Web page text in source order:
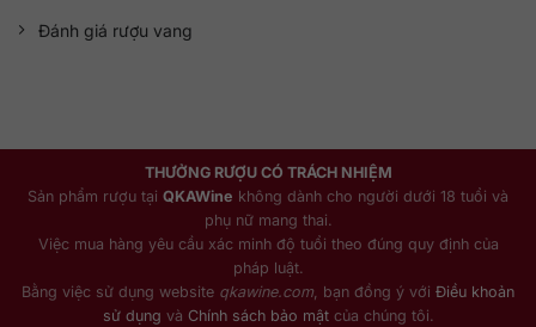
Đánh giá rượu vang
THƯỞNG RƯỢU CÓ TRÁCH NHIỆM
Sản phẩm rượu tại QKAWine không dành cho người dưới 18 tuổi và
phụ nữ mang thai.
Việc mua hàng yêu cầu xác minh độ tuổi theo đúng quy định của
pháp luật.
Bằng việc sử dụng website qkawine.com , bạn đồng ý với Điều khoản
sử dụng và Chính sách bảo mậtcủa chúng tôi.